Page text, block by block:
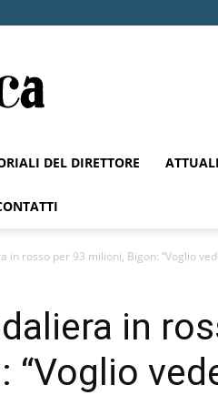
DEL DIRETTORE
in rosso per 93 milioni, Bigon: “Voglio
in
“Voglio